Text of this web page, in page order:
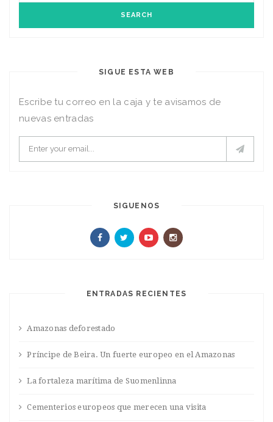
SIGUE ESTA WEB
Escribe tu correo en la caja y te avisamos de
nuevas entradas
SIGUENOS
ENTRADAS RECIENTES
Amazonas deforestado
Príncipe de Beira. Un fuerte europeo en el Amazonas
La fortaleza marítima de Suomenlinna
Cementerios europeos que merecen una visita